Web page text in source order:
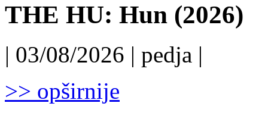
THE HU: Hun (2026)
| 03/08/2026 | pedja |
>> opširnije